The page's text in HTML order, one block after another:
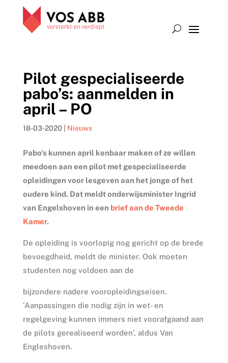
Pilot gespecialiseerde
pabo’s: aanmelden in
april – PO
18-03-2020 Nieuws
Pabo’s kunnen april kenbaar maken of ze willen
meedoen aan een pilot met gespecialiseerde
opleidingen voor lesgeven aan het jonge of het
oudere kind. Dat meldt onderwijsminister Ingrid
van Engelshoven in een brief aan de Tweede
Kamer.
De opleiding is voorlopig nog gericht op de brede
bevoegdheid, meldt de minister. Ook moeten
studenten nog voldoen aan de
bijzondere nadere vooropleidingseisen.
‘Aanpassingen die nodig zijn in wet- en
regelgeving kunnen immers niet voorafgaand aan
de pilots gerealiseerd worden’, aldus Van
Engleshoven.